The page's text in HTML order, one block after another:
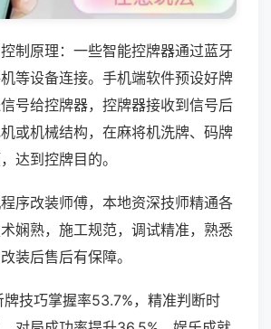
制原理：一些智能控牌器通过蓝牙
等设备连接。手机端软件预设好牌
号给控牌器，控牌器接收到信号后
或机械结构，在麻将机洗牌、码牌
达到控牌目的。
序改装师傅，本地资深技师精通各
娴熟，施工规范，调试精准，熟悉
装后售后有保障。
技巧掌握率53.7%，精准判断时